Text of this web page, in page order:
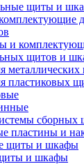
щиты и
и
щитов и
пластиковых
сборных
пластины и
щиты и шкафы
и шкафы